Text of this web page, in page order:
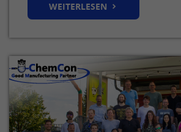
WEITERLESEN
Zweck
Mit diesem Cookie
LinkedIn Ads
Name
Anbieter LinkedIn
Laufzeit Sitzung